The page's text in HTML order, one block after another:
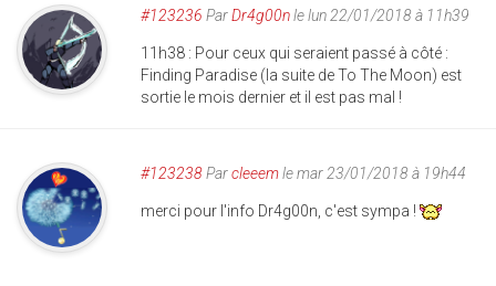
#123236 ParDr4g00nle lun 22/01/2018 à 11h39
11h38 : Pour ceux qui seraient passé à côté :
Finding Paradise (la suite de To The Moon) est
sortie le mois dernier et il est pas mal !
#123238Parcleeemle mar 23/01/2018 à 19h44
merci pour l'info Dr4g00n, c'est sympa !